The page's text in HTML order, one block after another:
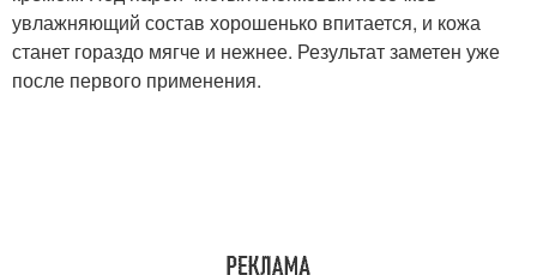
увлажняющий состав хорошенько впитается, и кожа
станет гораздо мягче и нежнее. Результат заметен уже
после первого применения.